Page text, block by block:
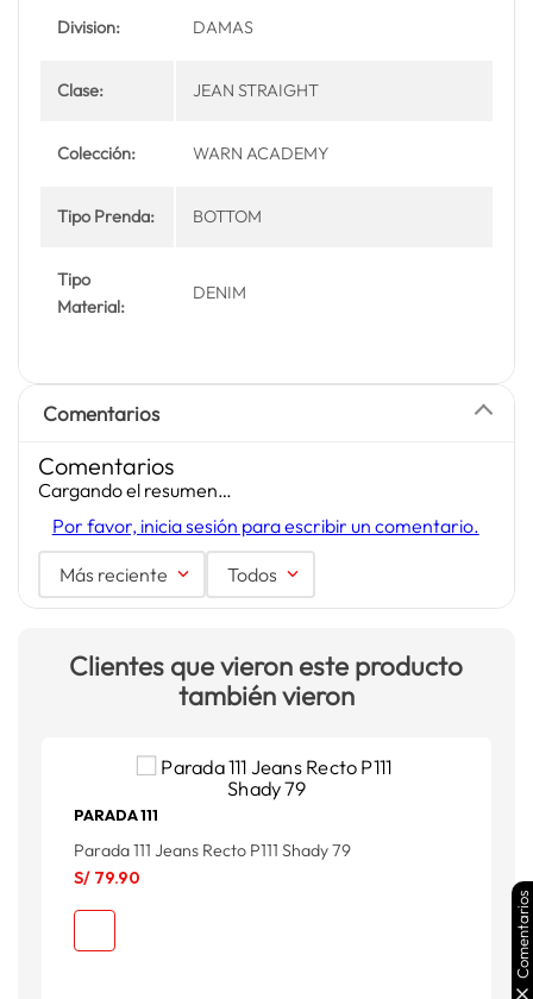
Division: DAMAS
Clase: JEAN STRAIGHT
Colección: WARN ACADEMY
Tipo Prenda: BOTTOM
Tipo
Material:
DENIM
Comentarios
Comentarios
Cargando el resumen…
Por favor, inicia sesión para escribir un comentario.
Más reciente Todos
Clientes que vieron este producto
también vieron
PARADA 111
Parada 111 Jeans Recto P111 Shady 79
S/ 79.90
Comentarios